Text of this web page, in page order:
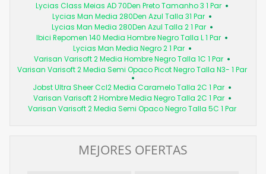
Lycias Class Meias AD 70Den Preto Tamanho 3 1 Par
Lycias Man Media 280Den Azul Talla 31 Par
Lycias Man Media 280Den Azul Talla 2 1 Par
Ibici Repomen 140 Media Hombre Negro Talla L 1 Par
Lycias Man Media Negro 2 1 Par
Varisan Varisoft 2 Media Hombre Negro Talla 1C 1 Par
Varisan Varisoft 2 Media Semi Opaco Picot Negro Talla N3- 1 Par
Jobst Ultra Sheer Ccl2 Media Caramelo Talla 2C 1 Par
Varisan Varisoft 2 Hombre Media Negro Talla 2C 1 Par
Varisan Varisoft 2 Media Semi Opaco Negro Talla 5C 1 Par
MEJORES OFERTAS